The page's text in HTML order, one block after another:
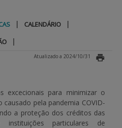
| CALENDÁRIO |
|
Atualizado a 2024/10/31
excecionais para minimizar o
pela pandemia COVID-
a proteção dos créditos das
particulares de